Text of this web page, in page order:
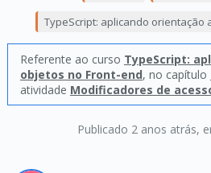
Publicado 2 anos atrás,
TypeScript: aplicando orientação
Referente ao curso TypeScript:
objetos no Front-end, no capítulo
atividade Modificadores de